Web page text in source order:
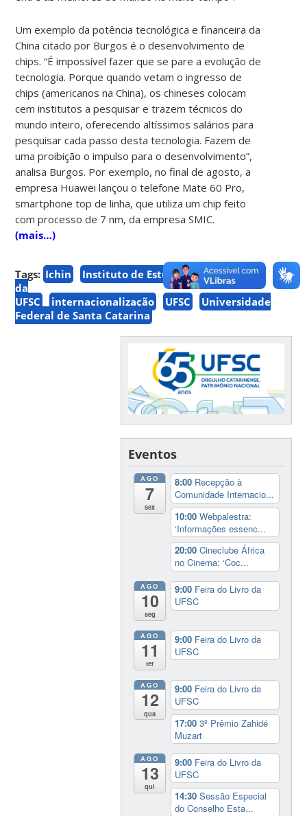
Um exemplo da potência tecnológica e financeira da
China citado por Burgos é o desenvolvimento de
chips. “É impossível fazer que se pare a evolução de
tecnologia. Porque quando vetam o ingresso de
chips (americanos na China), os chineses colocam
cem institutos a pesquisar e trazem técnicos do
mundo inteiro, oferecendo altíssimos salários para
pesquisar cada passo desta tecnologia. Fazem de
uma proibição o impulso para o desenvolvimento”,
analisa Burgos. Por exemplo, no final de agosto, a
empresa Huawei lançou o telefone Mate 60 Pro,
smartphone top de linha, que utiliza um chip feito
com processo de 7 nm, da empresa SMIC.
(mais…)
Tags: Ichin
Instituto de Estudos sobre a China
da
UFSC
internacionalização UFSC
Universidade
Federal de Santa Catarina
Eventos
AGO
7
sex
8:00 Recepção à
Comunidade Internacio...
10:00Webpalestra:
‘Informações essenc...
20:00Cineclube África
no Cinema: ‘Coc...
AGO
10
seg
9:00 Feira do Livro da
UFSC
AGO
11
ter
9:00 Feira do Livro da
UFSC
AGO
12
qua
9:00 Feira do Livro da
UFSC
17:003º Prêmio Zahidé
Muzart
AGO
13
qui
9:00 Feira do Livro da
UFSC
14:30Sessão Especial
do Conselho Esta...